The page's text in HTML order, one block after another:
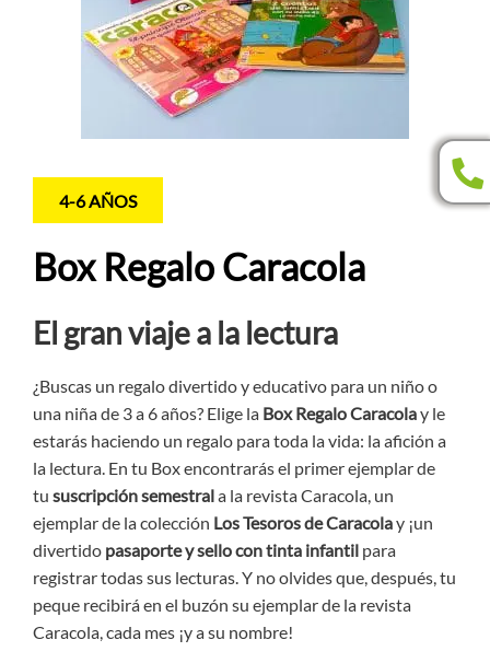
4-6 AÑOS
Box Regalo Caracola
El gran viaje a la lectura
¿Buscas un regalo divertido y educativo para un niño o
una niña de 3 a 6 años? Elige la Box Regalo Caracolay le
estarás haciendo un regalo para toda la vida: la afición a
la lectura. En tu Box encontrarás el primer ejemplar de
tu suscripción semestrala la revista Caracola, un
ejemplar de la colección Los Tesoros de Caracolay ¡un
divertido pasaporte y sellocon tinta infantil para
registrar todas sus lecturas. Y no olvides que, después, tu
peque recibirá en el buzón su ejemplar de la revista
Caracola, cada mes ¡y a su nombre!